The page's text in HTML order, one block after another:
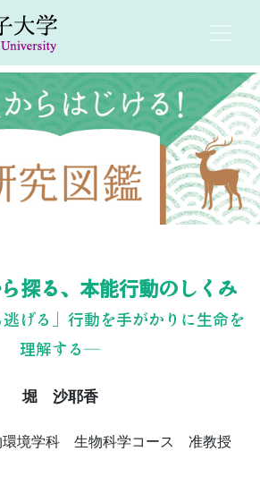
探る、本能行動のしくみ
げる」行動を手がかりに生命を
理解する―
堀 沙耶香
境学科 生物科学コース 准教授